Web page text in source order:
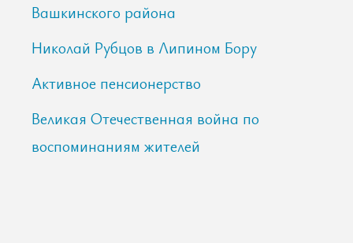
Вашкинского района
Николай Рубцов в Липином Бору
Активное пенсионерство
Великая Отечественная война по
воспоминаниям жителей